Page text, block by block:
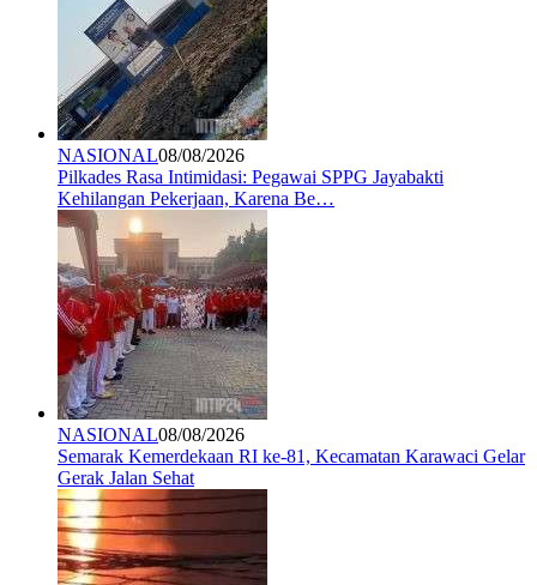
NASIONAL08/08/2026
Pilkades Rasa Intimidasi: Pegawai SPPG Jayabakti
Kehilangan Pekerjaan, Karena Be…
NASIONAL08/08/2026
Semarak Kemerdekaan RI ke-81, Kecamatan Karawaci Gelar
Gerak Jalan Sehat